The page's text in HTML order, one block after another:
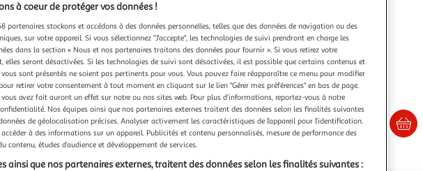
tartre
4/5 jours
blanche
Vendu parMultishop
Retrait dès 1/2 semaines
15,19€
Plus d'offres à partir de34.74€
4+2 cartouches maxtra pro all-in
Vendu parMultishop
Livraison dès 7/8 jours
37,67€
à coeur de protéger vos données !
partenaires stockons et accédons à des données personnelles, telles que des données de navigation ou des
sur votre appareil. Si vous sélectionnez "J'accepte", les technologies de suivi prendront en charge les
dans la section « Nous et nos partenaires traitons des données pour fournir ». Si vous retirez votre
elles seront désactivées. Si les technologies de suivi sont désactivées, il est possible que certains contenus et
sont présentés ne soient pas pertinents pour vous. Vous pouvez faire réapparaître ce menu pour modifier
retirer votre consentement à tout moment en cliquant sur le lien "Gérer mes préférences" en bas de page.
vous avez fait auront un effet sur notre ou nos sites web. Pour plus d’informations, reportez-vous à notre
Nos équipes ainsi que nos partenaires externes traitent des données selon les finalités suivantes
de géolocalisation précises. Analyser activement les caractéristiques de l’appareil pour l’identification.
à des informations sur un appareil. Publicités et contenu personnalisés, mesure de performance des
contenu, études d’audience et développement de services.
ainsi que nos partenaires externes, traitent des données selon les finalités suivantes :